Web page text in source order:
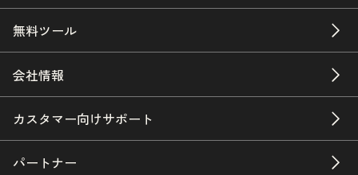
無料ツール
会社情報
カスタマー向けサポート
パートナー